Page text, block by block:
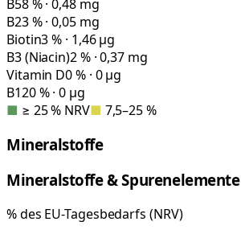
B58 % · 0,48 mg
B23 % · 0,05 mg
Biotin3 % · 1,46 µg
B3 (Niacin)2 % · 0,37 mg
Vitamin D0 % · 0 µg
B120 % · 0 µg
■ ≥ 25 % NRV■ 7,5–25 %
Mineralstoffe
Mineralstoffe & Spurenelemente
% des EU-Tagesbedarfs (NRV)